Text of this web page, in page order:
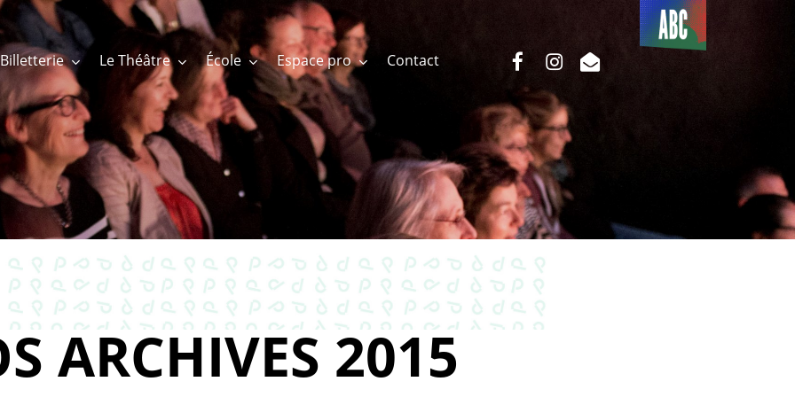
Billetterie Le Théâtre École Espace pro Contact
Du côté
de l’ABC
facebookinstagram
email
ARCHIVES 2015